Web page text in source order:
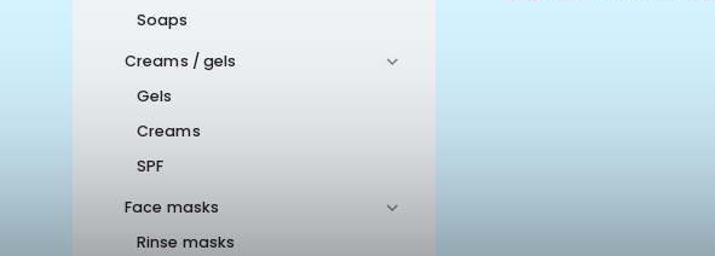
Soaps
Creams / gels
Gels
Creams
SPF
Face masks
Rinse masks